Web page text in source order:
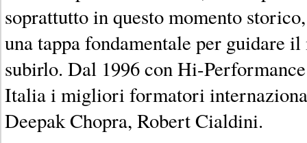
soprattutto in questo momento
una tappa fondamentale per guidare
subirlo. Dal 1996 con Hi-
Italia i migliori formatori
Deepak Chopra, Robert Cialdini.